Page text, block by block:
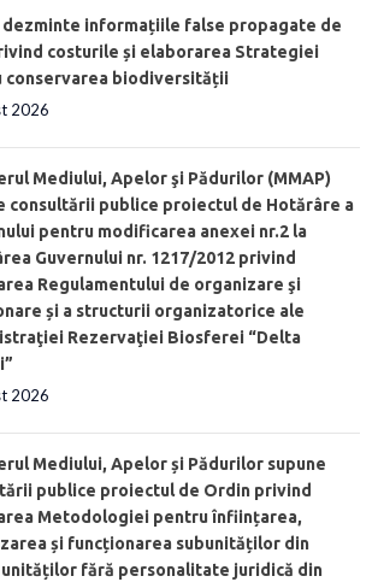
dezminte informațiile false propagate de
costurile și elaborarea Strategiei
conservarea biodiversității
2026
Mediului, Apelor şi Pădurilor (MMAP)
consultării publice proiectul de Hotărâre a
pentru modificarea anexei nr.2 la
Guvernului nr. 1217/2012 privind
Regulamentului de organizare şi
și a structurii organizatorice ale
Rezervaţiei Biosferei “Delta
2026
Mediului, Apelor și Pădurilor supune
publice proiectul de Ordin privind
Metodologiei pentru înființarea,
și funcționarea subunităților din
unităților fără personalitate juridică din